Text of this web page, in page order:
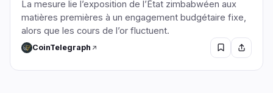
La mesure lie l’exposition de l’État zimbabwéen aux
matières premières à un engagement budgétaire fixe,
alors que les cours de l’or fluctuent.
CoinTelegraph